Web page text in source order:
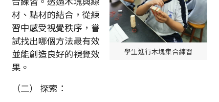
學生進行木塊集合練習
材、點材的結合，從練
習中感受視覺秩序，嘗
試找出哪個方法最有效
並能創造良好的視覺效
果。
（二） 探索：